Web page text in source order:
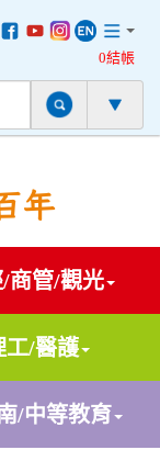
0結帳
年
商管/觀光
工/醫護
/中等教育